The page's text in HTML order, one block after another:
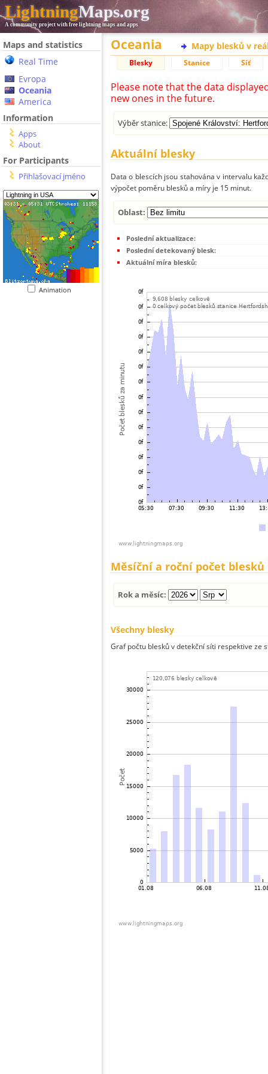
LightningMaps.org
A community project with free lightning maps and apps
Maps and statistics
Real Time
Evropa
Oceania
America
Information
Apps
About
For Participants
Přihlašovací jméno
Animation
Oceania Mapy blesků v
Blesky Stanice Síť
Please note that the data
new ones in the future.
Výběr stanice:
Aktuální blesky
Data o blescích jsou stahována v intervalu
výpočet poměru blesků a míry je 15 minut.
Oblast:
Poslední aktualizace:
Poslední detekovaný blesk:
Aktuální míra blesků:
Měsíční a roční počet blesků
Rok a měsíc:
Všechny blesky
Graf počtu blesků v detekční síti respektive ze